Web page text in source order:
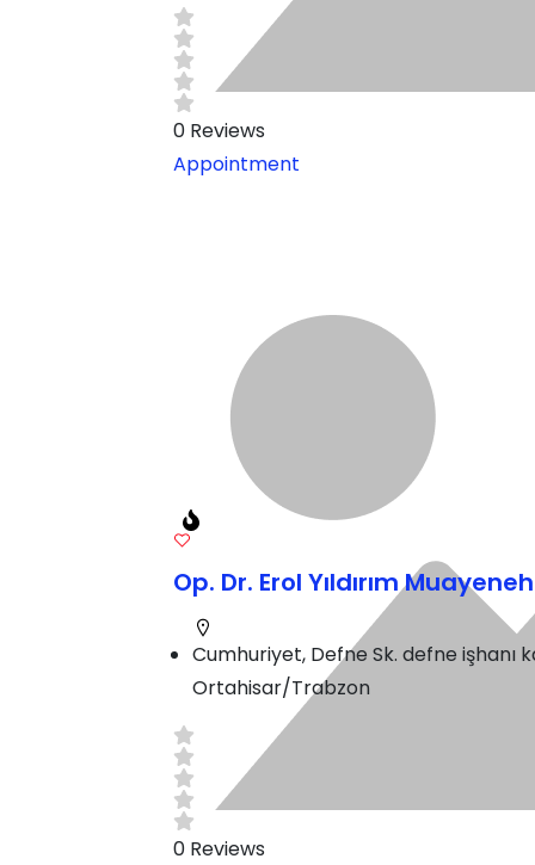
0 Reviews
Appointment
Op. Dr. Erol Yıldırım
Cumhuriyet, Defne Sk. defne işhanı
Ortahisar/Trabzon
0 Reviews